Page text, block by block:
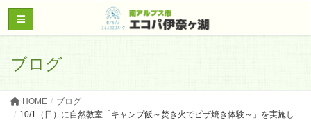
ブログ
HOME
ブログ
10/1（日）に自然教室「キャンプ飯～焚き火でピザ焼き体験～」を実施し